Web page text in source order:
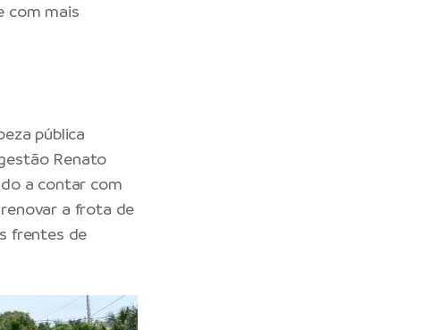
com mais
pública
Renato
a contar com
a frota de
frentes de